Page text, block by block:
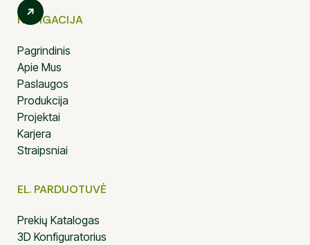
NAVIGACIJA
Pagrindinis
Apie Mus
Paslaugos
Produkcija
Projektai
Karjera
Straipsniai
EL. PARDUOTUVĖ
Prekių Katalogas
3D Konfiguratorius